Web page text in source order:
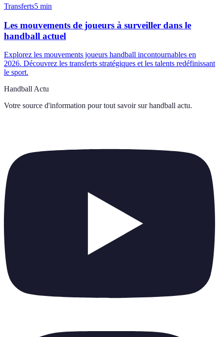
Transferts5 min
Les mouvements de joueurs à surveiller dans le
handball actuel
Explorez les mouvements joueurs handball incontournables en
2026. Découvrez les transferts stratégiques et les talents redéfinissant
le sport.
Handball Actu
Votre source d'information pour tout savoir sur handball actu.